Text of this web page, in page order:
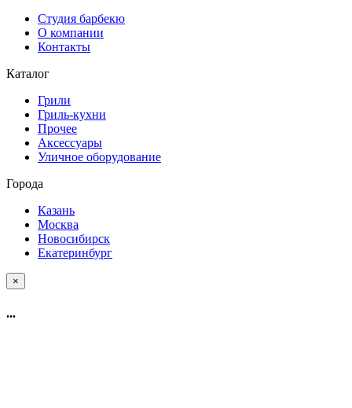
Студия барбекю
О компании
Контакты
Каталог
Грили
Гриль-кухни
Прочее
Аксессуары
Уличное оборудование
Города
Казань
Москва
Новосибирск
Екатеринбург
×
...